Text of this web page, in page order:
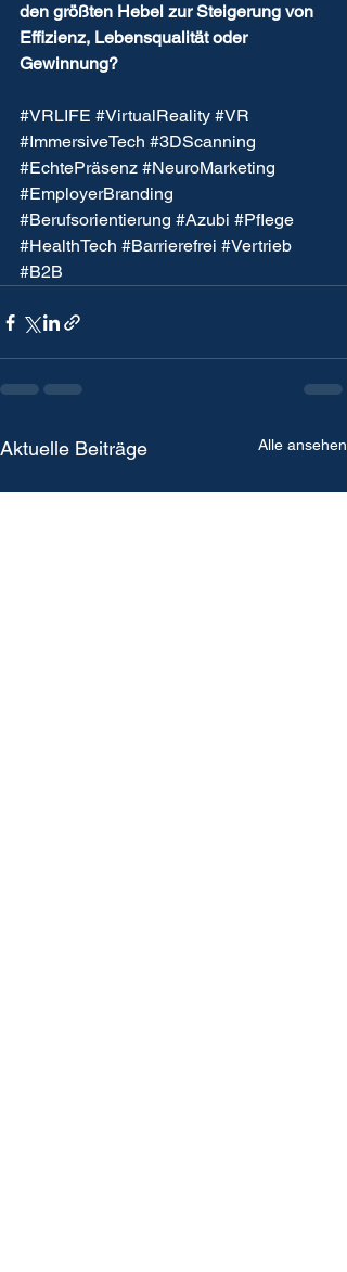
den größten Hebel zur Steigerung von
Effizienz, Lebensqualität oder
Gewinnung?
#VRLIFE #VirtualReality #VR
#ImmersiveTech #3DScanning
#EchtePräsenz #NeuroMarketing
#EmployerBranding
#Berufsorientierung #Azubi #Pflege
#HealthTech #Barrierefrei #Vertrieb
#B2B
Aktuelle Beiträge Alle ansehen